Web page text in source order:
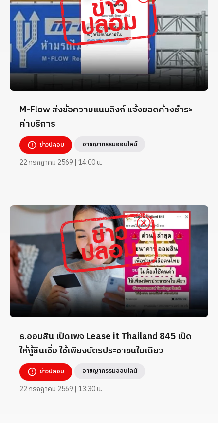
M-Flow ส่งข้อความแนบลิงก์ แจ้งยอดค้างชำระ
ค่าบริการ
ข่าวปลอม อาชญากรรมออนไลน์
22 กรกฎาคม 2569 | 14:00 น.
ธ.ออมสิน เปิดเพจ Lease it Thailand 845 เปิด
ให้กู้สินเชื่อ ใช้เพียงบัตรประชาชนใบเดียว
ข่าวปลอม อาชญากรรมออนไลน์
22 กรกฎาคม 2569 | 13:30 น.